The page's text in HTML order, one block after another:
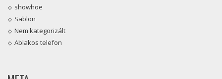
showhoe
Sablon
Nem kategorizált
Ablakos telefon